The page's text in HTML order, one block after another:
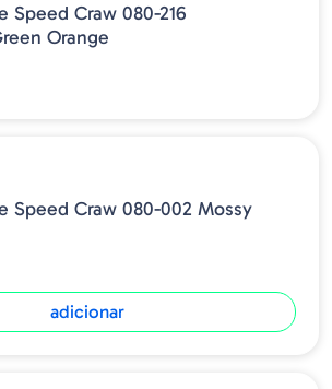
Speed Craw 080-216
Orange
Speed Craw 080-002 Mossy
adicionar